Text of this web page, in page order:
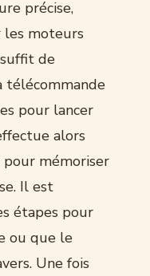
précise,
les moteurs
de
télécommande
pour lancer
alors
mémoriser
Il est
étapes pour
ou que le
Une fois